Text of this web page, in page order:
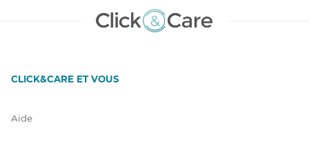
CLICK&CARE ET VOUS
Aide